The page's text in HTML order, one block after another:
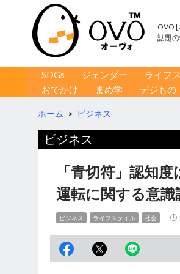
OVO [
話題
コンテンツへ移動
SDGs ジェンダー ライフ
おでかけ
まめ学 デジもの
ホーム > ビジネス
ビジネス
「青切符」認知
運転に関する意識
ビジネス ライフスタイル 社会